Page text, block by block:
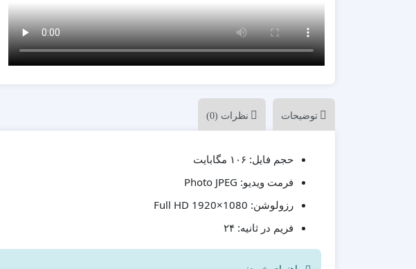
پزشکی
ترانزیشن
پلیر موزیک
تیزر تبلیغاتی
مناسبات ویژه
موکاپ تبلیغاتی
توضیحات نظرات (0)
حجم فایل:
فرمت ویدیو:
رزولوشن:
فریم در ثانیه: